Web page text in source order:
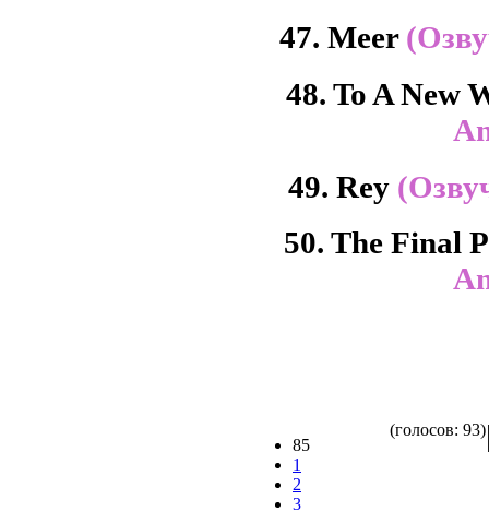
47. Meer
48. To A New
49. Rey
50. The Final
85
1
2
3
(голосов: 93)